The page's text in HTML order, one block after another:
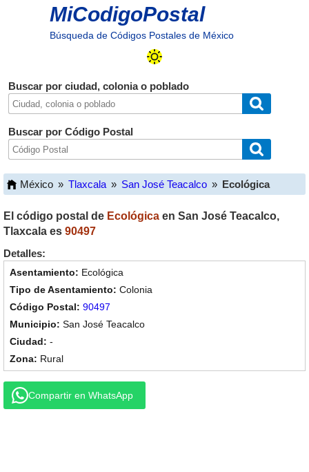
MiCodigoPostal
Búsqueda de Códigos Postales de México
Buscar por ciudad, colonia o poblado
Buscar por Código Postal
México » Tlaxcala » San José Teacalco » Ecológica
El código postal de Ecológica en San José Teacalco,
Tlaxcala es 90497
Detalles:
Ecológica
Colonia
90497
San José Teacalco
-
Rural
Compartir en WhatsApp